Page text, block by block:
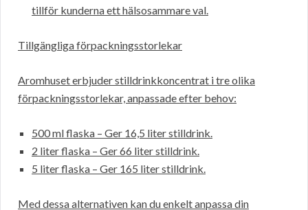
tillför kunderna ett hälsosammare val.
Tillgängliga förpackningsstorlekar
Aromhuset erbjuder stilldrinkkoncentrat i tre olika
förpackningsstorlekar, anpassade efter behov:
500 ml flaska – Ger 16,5 liter stilldrink.
2 liter flaska – Ger 66 liter stilldrink.
5 liter flaska – Ger 165 liter stilldrink.
Med dessa alternativen kan du enkelt anpassa din